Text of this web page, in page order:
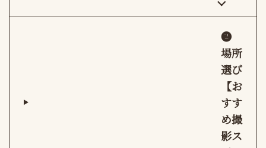
❷
場所
選び
【お
すす
め撮
影ス